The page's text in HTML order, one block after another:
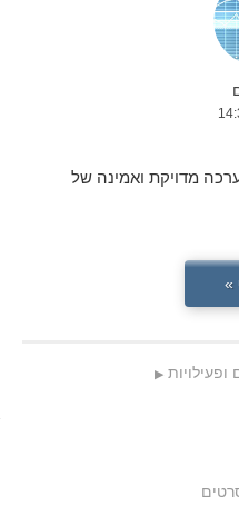
מדויקת ואמינה של
»
ופעילויות▶